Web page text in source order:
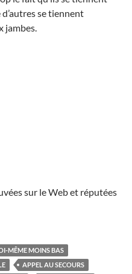
se tiennent
jambes.
sur le Web et réputées
MÊME MOINS BAS
APPEL AU SECOURS